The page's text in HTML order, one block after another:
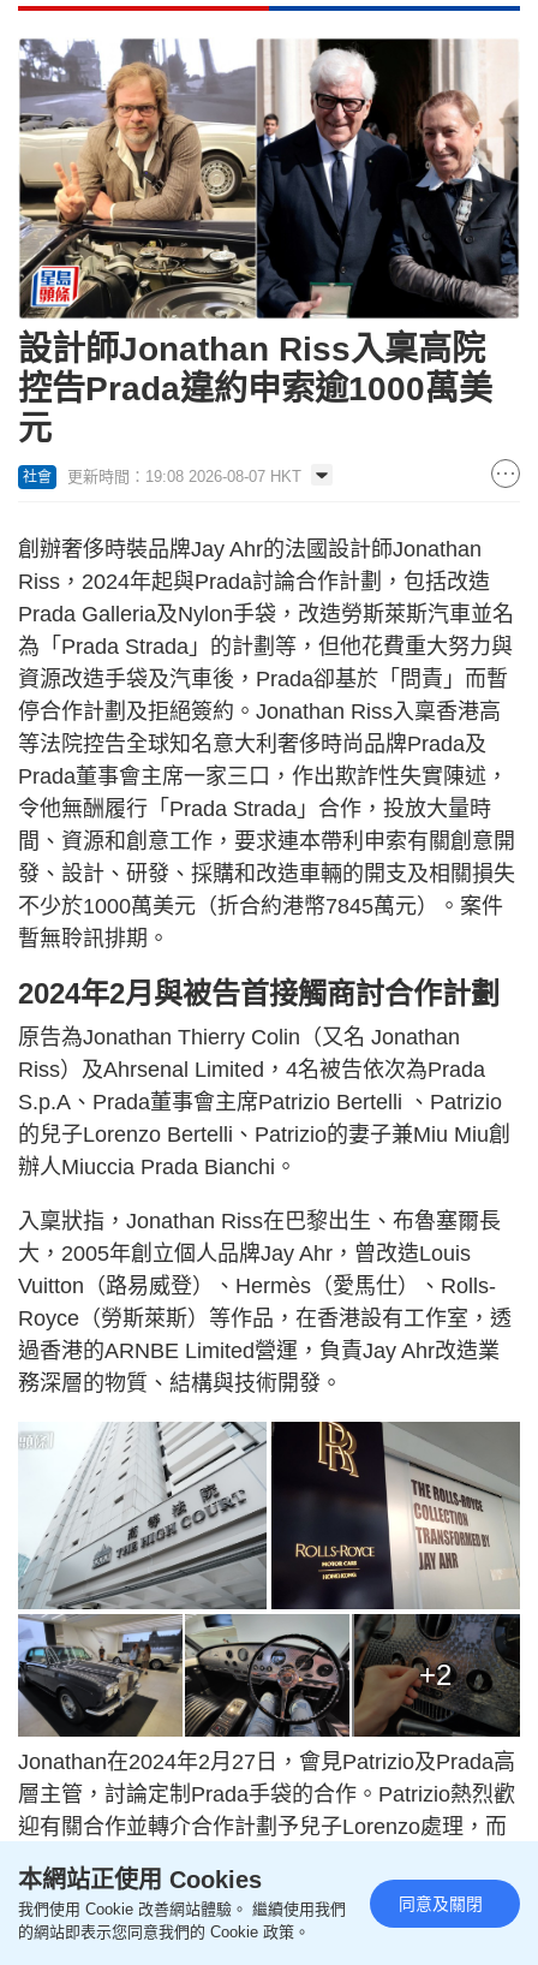
設計師Jonathan Riss入稟高院
控告Prada違約申索逾1000萬美
元
社會 更新時間：19:08 2026-08-07 HKT
創辦奢侈時裝品牌Jay Ahr的法國設計師Jonathan
Riss，2024年起與Prada討論合作計劃，包括改造
Prada Galleria及Nylon手袋，改造勞斯萊斯汽車並名
為「Prada Strada」的計劃等，但他花費重大努力與
資源改造手袋及汽車後，Prada卻基於「問責」而暫
停合作計劃及拒絕簽約。Jonathan Riss入稟香港高
等法院控告全球知名意大利奢侈時尚品牌Prada及
Prada董事會主席一家三口，作出欺詐性失實陳述，
令他無酬履行「Prada Strada」合作，投放大量時
間、資源和創意工作，要求連本帶利申索有關創意開
發、設計、研發、採購和改造車輛的開支及相關損失
不少於1000萬美元（折合約港幣7845萬元）。案件
暫無聆訊排期。
2024年2月與被告首接觸商討合作計劃
原告為Jonathan Thierry Colin（又名 Jonathan
Riss）及Ahrsenal Limited，4名被告依次為Prada
S.p.A、Prada董事會主席Patrizio Bertelli 、Patrizio
的兒子Lorenzo Bertelli、Patrizio的妻子兼Miu Miu創
辦人Miuccia Prada Bianchi。
入稟狀指，Jonathan Riss在巴黎出生、布魯塞爾長
大，2005年創立個人品牌Jay Ahr，曾改造Louis
Vuitton（路易威登）、Hermès（愛馬仕）、Rolls-
Royce（勞斯萊斯）等作品，在香港設有工作室，透
過香港的ARNBE Limited營運，負責Jay Ahr改造業
務深層的物質、結構與技術開發。
+2
Jonathan在2024年2月27日，會見Patrizio及Prada高
層主管，討論定制Prada手袋的合作。Patrizio熱烈歡
迎有關合作並轉介合作計劃予兒子Lorenzo處理，而
雙方合作設計的Prada Galleria及Nylon手袋樣品在
2024年4月至6月期間被運到香港，Jonathan指他透
過ARNBE Limited完全自費開發有關手袋樣品，在改
本網站正使用 Cookies
我們使用 Cookie 改善網站體驗。 繼續使用我們
的網站即表示您同意我們的 Cookie 政策。
同意及關閉